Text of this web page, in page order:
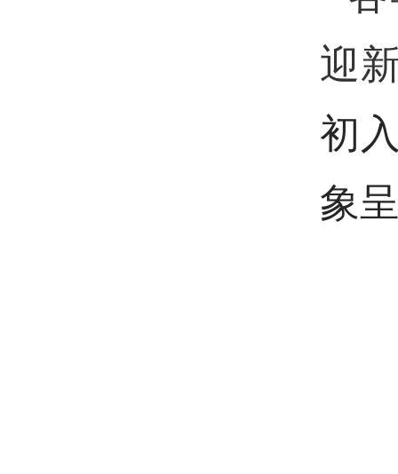
迎
初
象